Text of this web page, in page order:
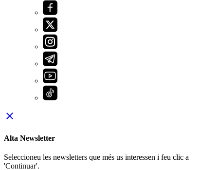
close
Alta Newsletter
Seleccioneu les newsletters que més us interessen i feu clic a
'Continuar'.